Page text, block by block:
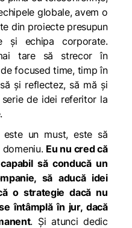
globale, avem o
din proiecte presupun
și echipa corporate.
tare să strecor în
focused time, timp în
și reflectez, să mă și
de idei referitor la
un must, este să
Eu nu cred că
să conducă un
să aducă idei
o strategie dacă nu
întâmplă în jur, dacă
. Și atunci dedic